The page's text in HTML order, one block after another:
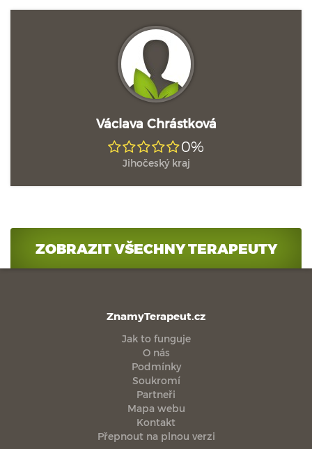
Václava Chrástková
0%
Jihočeský kraj
ZOBRAZIT VŠECHNY TERAPEUTY
ZnamyTerapeut.cz
Jak to funguje
O nás
Podmínky
Soukromí
Partneři
Mapa webu
Kontakt
Přepnout na plnou verzi